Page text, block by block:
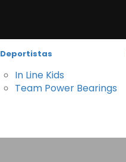
Deportistas
In Line Kids
Team Power Bearings